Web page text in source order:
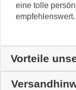
eine tolle
empfehlenswert.
Vorteile